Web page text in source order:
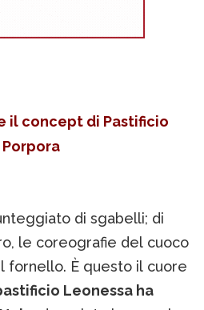
il concept di Pastificio
di sgabelli; di
le coreografie del cuoco
fornello. È questo il cuore
Leonessa ha